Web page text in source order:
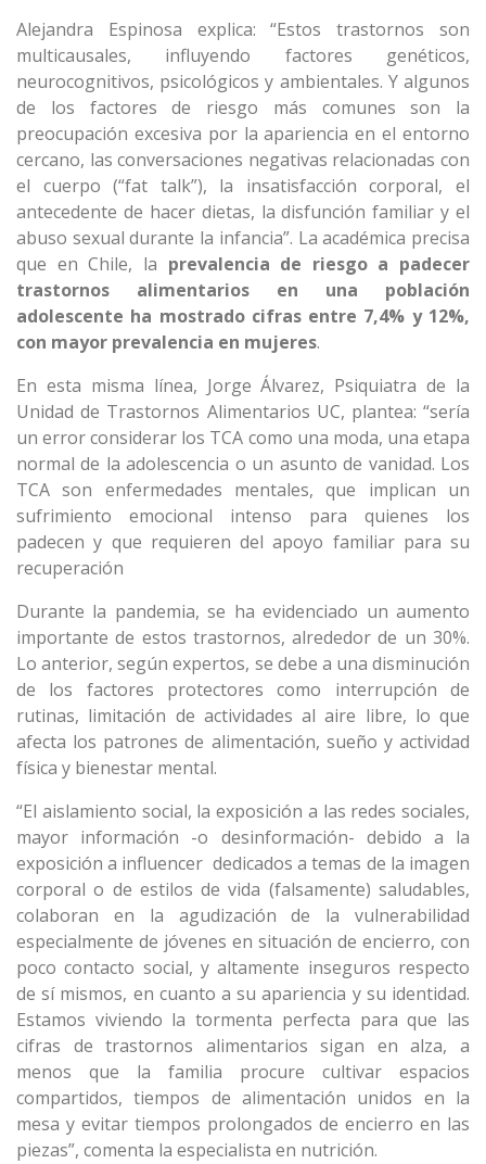
Alejandra Espinosa explica: “Estos trastornos son
multicausales, influyendo factores genéticos,
neurocognitivos, psicológicos y ambientales. Y algunos
de los factores de riesgo más comunes son la
preocupación excesiva por la apariencia en el entorno
cercano, las conversaciones negativas relacionadas con
el cuerpo (“fat talk”), la insatisfacción corporal, el
antecedente de hacer dietas, la disfunción familiar y el
abuso sexual durante la infancia”. La académica precisa
que en Chile, la prevalencia de riesgo a padecer
trastornos alimentarios en una población
adolescente ha mostrado cifras entre 7,4% y 12%,
con mayor prevalencia en mujeres.
En esta misma línea, Jorge Álvarez, Psiquiatra de la
Unidad de Trastornos Alimentarios UC, plantea: “sería
un error considerar los TCA como una moda, una etapa
normal de la adolescencia o un asunto de vanidad. Los
TCA son enfermedades mentales, que implican un
sufrimiento emocional intenso para quienes los
padecen y que requieren del apoyo familiar para su
recuperación
Durante la pandemia, se ha evidenciado un aumento
importante de estos trastornos, alrededor de un 30%.
Lo anterior, según expertos, se debe a una disminución
de los factores protectores como interrupción de
rutinas, limitación de actividades al aire libre, lo que
afecta los patrones de alimentación, sueño y actividad
física y bienestar mental.
“El aislamiento social, la exposición a las redes sociales,
mayor información -o desinformación- debido a la
exposición a influencer dedicados a temas de la imagen
corporal o de estilos de vida (falsamente) saludables,
colaboran en la agudización de la vulnerabilidad
especialmente de jóvenes en situación de encierro, con
poco contacto social, y altamente inseguros respecto
de sí mismos, en cuanto a su apariencia y su identidad.
Estamos viviendo la tormenta perfecta para que las
cifras de trastornos alimentarios sigan en alza, a
menos que la familia procure cultivar espacios
compartidos, tiempos de alimentación unidos en la
mesa y evitar tiempos prolongados de encierro en las
piezas”, comenta la especialista en nutrición.